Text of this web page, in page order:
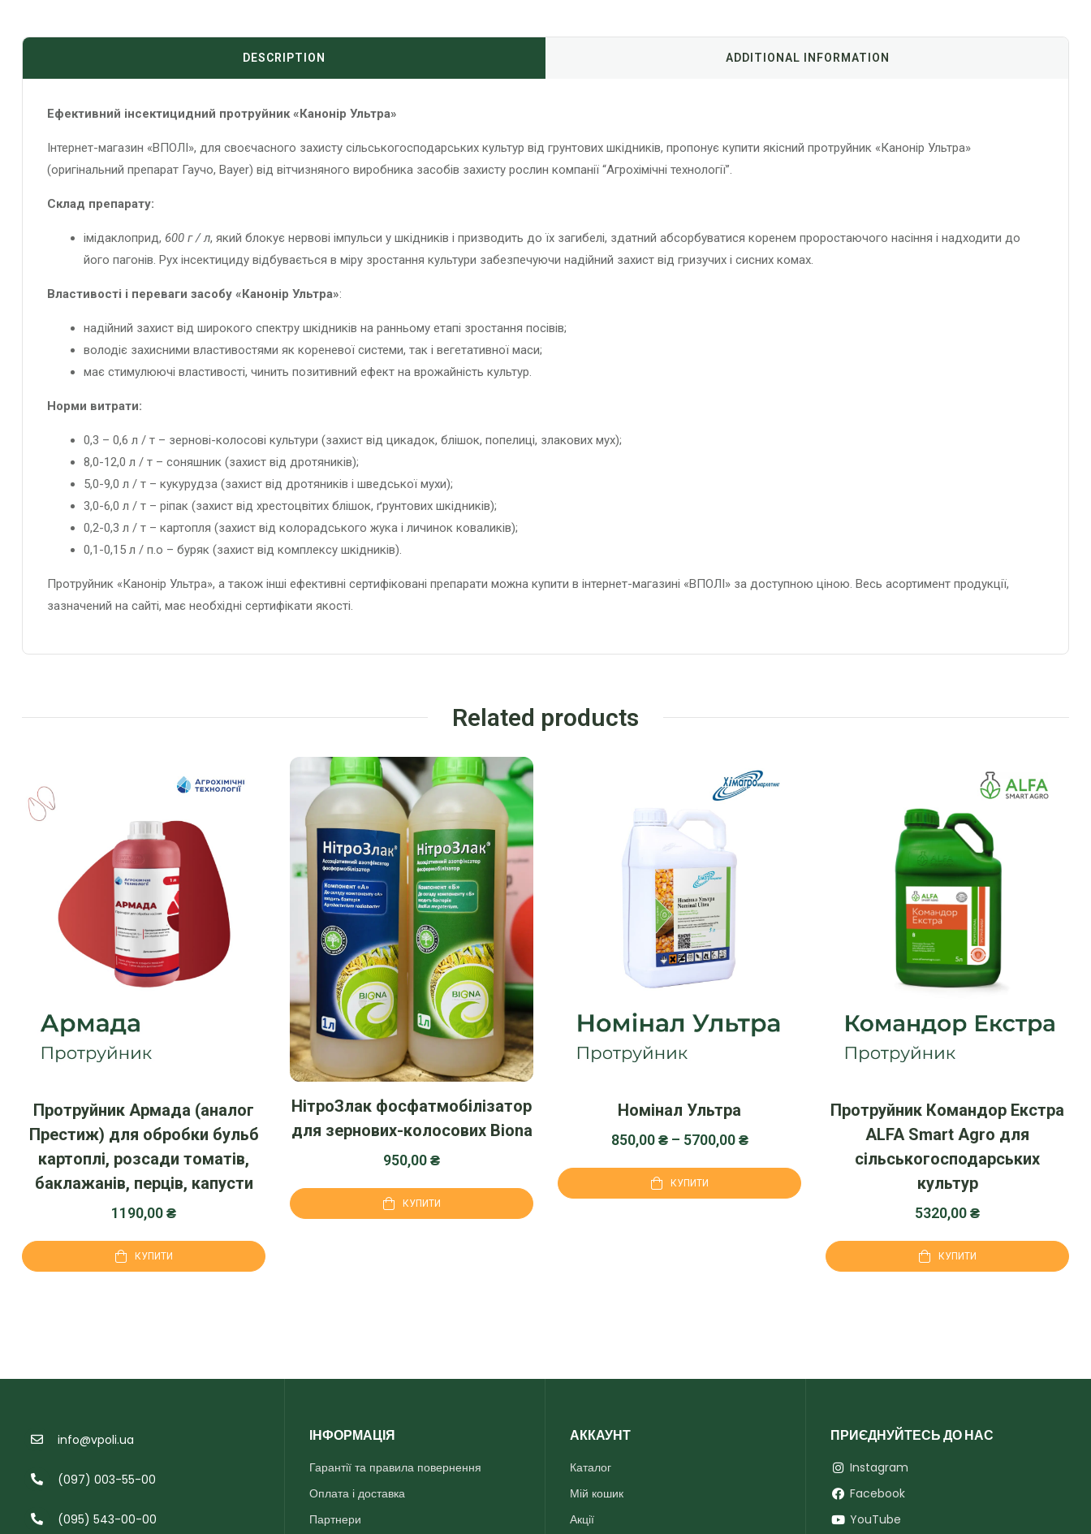
DESCRIPTION ADDITIONAL INFORMATION
Ефективний інсектицидний протруйник «Канонір Ультра»
Інтернет-магазин «ВПОЛІ», для своєчасного захисту сільськогосподарських культур від грунтових шкідників, пропонує купити якісний протруйник «Канонір Ультра»
(оригінальний препарат Гаучо, Bayer) від вітчизняного виробника засобів захисту рослин компанії “Агрохімічні технології”.
Склад препарату:
імідаклоприд, 600 г / л, який блокує нервові імпульси у шкідників і призводить до їх загибелі, здатний абсорбуватися коренем проростаючого насіння і надходити до
його пагонів. Рух інсектициду відбувається в міру зростання культури забезпечуючи надійний захист від гризучих і сисних комах.
Властивості і переваги засобу «Канонір Ультра»:
надійний захист від широкого спектру шкідників на ранньому етапі зростання посівів;
володіє захисними властивостями як кореневої системи, так і вегетативної маси;
має стимулюючі властивості, чинить позитивний ефект на врожайність культур.
Норми витрати:
0,3 – 0,6 л / т – зернові-колосові культури (захист від цикадок, блішок, попелиці, злакових мух);
8,0-12,0 л / т – соняшник (захист від дротяників);
5,0-9,0 л / т – кукурудза (захист від дротяників і шведської мухи);
3,0-6,0 л / т – ріпак (захист від хрестоцвітих блішок, ґрунтових шкідників);
0,2-0,3 л / т – картопля (захист від колорадського жука і личинок коваликів);
0,1-0,15 л / п.о – буряк (захист від комплексу шкідників).
Протруйник «Канонір Ультра», а також інші ефективні сертифіковані препарати можна купити в інтернет-магазині «ВПОЛІ» за доступною ціною. Весь асортимент продукції,
зазначений на сайті, має необхідні сертифікати якості.
Related products
Протруйник Армада (аналог
Престиж) для обробки бульб
картоплі, розсади томатів,
баклажанів, перців, капусти
1190,00₴
КУПИТИ
НітроЗлак фосфатмобілізатор
для зернових-колосових Biona
950,00₴
КУПИТИ
Номінал Ультра
850,00₴– 5700,00₴
КУПИТИ
Протруйник Командор Екстра
ALFA Smart Agro для
сільськогосподарських
культур
5320,00₴
КУПИТИ
info@vpoli.ua
(097) 003-55-00
(095) 543-00-00
ІНФОРМАЦІЯ
Гарантії та правила повернення
Оплата і доставка
Партнери
АККАУНТ
Каталог
Мій кошик
Акції
ПРИЄДНУЙТЕСЬ ДО НАС
Instagram
Facebook
YouTube